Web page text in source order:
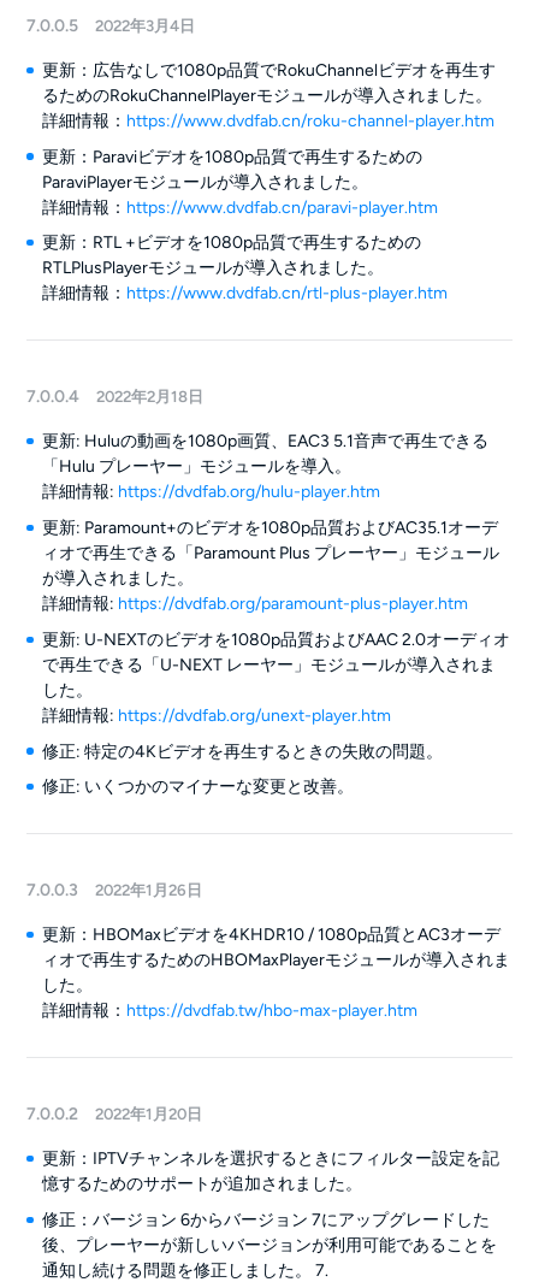
7.0.0.5 2022年3月4日
更新：広告なしで1080p品質でRokuChannelビデオを再生す
るためのRokuChannelPlayerモジュールが導入されました。
詳細情報： https://www.dvdfab.cn/roku-channel-player.htm
更新：Paraviビデオを1080p品質で再生するための
ParaviPlayerモジュールが導入されました。
詳細情報： https://www.dvdfab.cn/paravi-player.htm
更新：RTL +ビデオを1080p品質で再生するための
RTLPlusPlayerモジュールが導入されました。
詳細情報： https://www.dvdfab.cn/rtl-plus-player.htm
7.0.0.4 2022年2月18日
更新: Huluの動画を1080p画質、EAC3 5.1音声で再生できる
「Hulu プレーヤー」モジュールを導入。
詳細情報: https://dvdfab.org/hulu-player.htm
更新: Paramount+のビデオを1080p品質およびAC35.1オーデ
ィオで再生できる「Paramount Plus プレーヤー」モジュール
が導入されました。
詳細情報: https://dvdfab.org/paramount-plus-player.htm
更新: U-NEXTのビデオを1080p品質およびAAC 2.0オーディオ
で再生できる「U-NEXT レーヤー」モジュールが導入されま
した。
詳細情報: https://dvdfab.org/unext-player.htm
修正: 特定の4Kビデオを再生するときの失敗の問題。
修正: いくつかのマイナーな変更と改善。
7.0.0.3 2022年1月26日
更新：HBOMaxビデオを4KHDR10 / 1080p品質とAC3オーデ
ィオで再生するためのHBOMaxPlayerモジュールが導入されま
した。
詳細情報： https://dvdfab.tw/hbo-max-player.htm
7.0.0.2 2022年1月20日
更新：IPTVチャンネルを選択するときにフィルター設定を記
憶するためのサポートが追加されました。
修正：バージョン 6からバージョン 7にアップグレードした
後、プレーヤーが新しいバージョンが利用可能であることを
通知し続ける問題を修正しました。 7.